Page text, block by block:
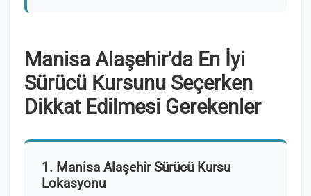
Manisa Alaşehir'da En İyi
Sürücü Kursunu Seçerken
Dikkat Edilmesi Gerekenler
1. Manisa Alaşehir Sürücü Kursu
Lokasyonu